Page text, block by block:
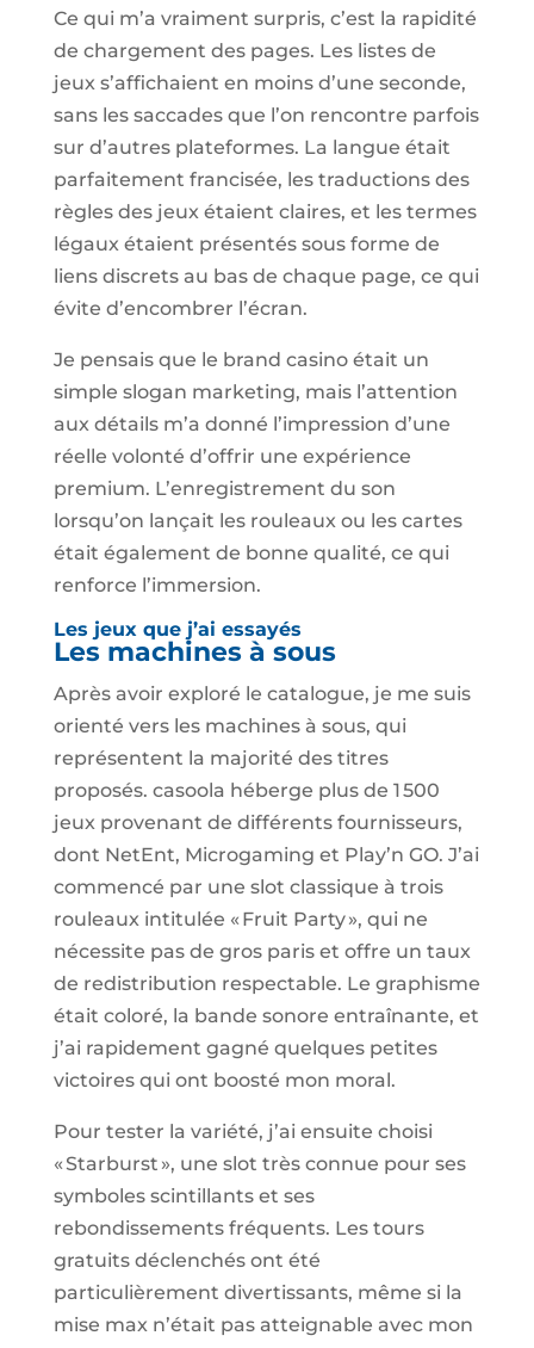
Ce qui m’a vraiment surpris, c’est la rapidité
de chargement des pages. Les listes de
jeux s’affichaient en moins d’une seconde,
sans les saccades que l’on rencontre parfois
sur d’autres plateformes. La langue était
parfaitement francisée, les traductions des
règles des jeux étaient claires, et les termes
légaux étaient présentés sous forme de
liens discrets au bas de chaque page, ce qui
évite d’encombrer l’écran.
Je pensais que le brand casino était un
simple slogan marketing, mais l’attention
aux détails m’a donné l’impression d’une
réelle volonté d’offrir une expérience
premium. L’enregistrement du son
lorsqu’on lançait les rouleaux ou les cartes
était également de bonne qualité, ce qui
renforce l’immersion.
Les jeux que j’ai essayés
Les machines à sous
Après avoir exploré le catalogue, je me suis
orienté vers les machines à sous, qui
représentent la majorité des titres
proposés. casoola héberge plus de 1 500
jeux provenant de différents fournisseurs,
dont NetEnt, Microgaming et Play’n GO. J’ai
commencé par une slot classique à trois
rouleaux intitulée « Fruit Party », qui ne
nécessite pas de gros paris et offre un taux
de redistribution respectable. Le graphisme
était coloré, la bande sonore entraînante, et
j’ai rapidement gagné quelques petites
victoires qui ont boosté mon moral.
Pour tester la variété, j’ai ensuite choisi
« Starburst », une slot très connue pour ses
symboles scintillants et ses
rebondissements fréquents. Les tours
gratuits déclenchés ont été
particulièrement divertissants, même si la
mise max n’était pas atteignable avec mon